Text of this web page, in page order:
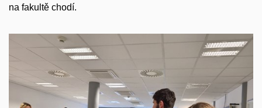
na fakultě chodí.